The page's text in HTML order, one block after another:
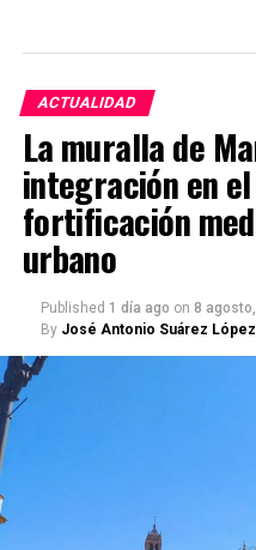
ACTUALIDAD
La muralla de
integración en
fortificación
urbano
Published 1 día ago on 8
By José Antonio Suárez López